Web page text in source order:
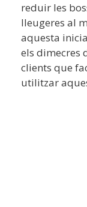
reduir les
lleugeres al
aquesta
els dimecres
clients que
utilitzar